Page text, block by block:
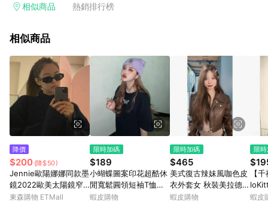
易後，想下第二張訂單，請重新從LINE購物連結至蝦皮商店進行
後之最終金額進行計算。 6. 用戶需於同一瀏覽器進行交易（若自
將拆分成不同筆訂單編號發送通知。 8. 若使用折價券折抵，可能
會有攤提折抵導致訂單金額些微落差 9. 同一商品品項(即便不同
尺寸規格)，皆會計入同一筆返點上限進行計算 10. 蝦皮會將LINE
的導購跳轉紀錄與蝦皮的會員ID進行綁定，若後續七天內未透過
其他媒體來源導入蝦皮官網，則七天內於該蝦皮帳號下訂的首筆
訂單會被蝦皮認列為該LINE用戶導購跳轉時所成立之訂單。 11.
若同一用戶使用一個以上蝦皮帳號透過LINE購物進行導購，將可
請注意以下行為將可能導致無法取得 LINE POINTS 點數回饋資
格：使用非指定之途徑及方式完成交易，或經由蝦皮系統判斷點
擊路徑不符合回饋資格或規則者。 14. 若有贈點爭議，請務必於
訂單日期+60天以內進行洽詢確認；超過60天(含)以上進行申
訴，恕無法贈點回饋。需檢附蝦皮訂單完成、LINE購物訂單記
相似商品 熱銷排行榜
相似商品
降價
$200 (降$50)
Jennie歐陽娜娜同款墨
鏡2022歐美太陽鏡窄
小框嘻哈朋克ins眼鏡
東森購物 ETMall
限時加碼
$189
小蝴蝶圖案印花超酷休
閒寬鬆圓領短袖T恤女
生上衣 印花寬鬆情侶短
蝦皮購物
限時加碼
$465
美式復古辣妹風咖色皮
衣外套女 秋裝美拉德甜
酷設計感機車夾克上衣
蝦皮購物
限
【
女夏
蝦皮